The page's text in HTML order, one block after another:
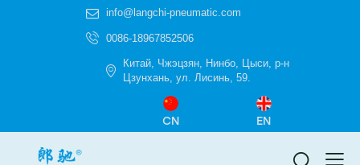
info@langchi-pneumatic.com
0086-18967852506
Китай, Чжэцзян, Нинбо, Цыси, р-н
Цзунхань, ул. Лисинь, 59.
CN EN